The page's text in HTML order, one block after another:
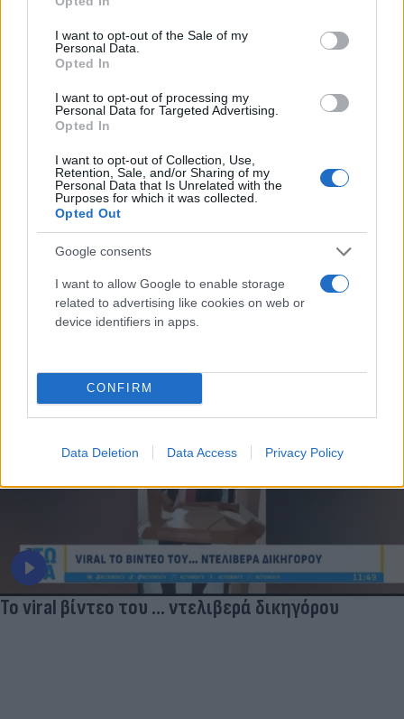
use your data for below specified purposes in below Google
consent section.
I want to opt-out of the Sale of my
Personal Data.
Opted In
I want to opt-out of processing my
Personal Data for Targeted Advertising.
Opted In
I want to opt-out of Collection, Use,
Retention, Sale, and/or Sharing of my
Personal Data that Is Unrelated with the
Purposes for which it was collected.
Opted Out
Google consents
I want to allow Google to enable storage
related to advertising like cookies on web or
device identifiers in apps.
CONFIRM
Data Deletion Data Access Privacy Policy
Τι λένε τα άστρα για τον Φεβρουάριο - Οι
προβλέψεις της Αθηνάς Βαγενά
Χιούμορ
Το viral βίντεο του ... ντελιβερά δικηγόρου